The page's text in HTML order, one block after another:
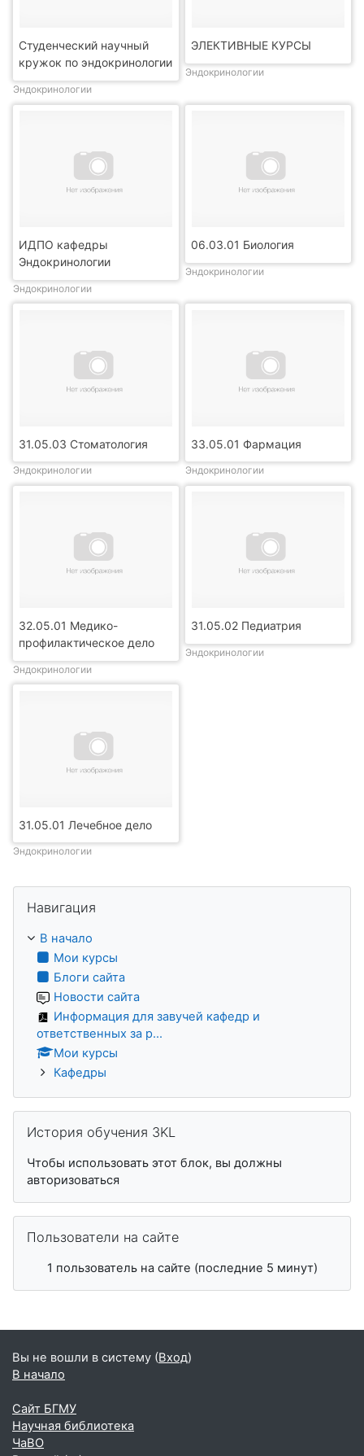
Студенческий научный
кружок по эндокринологии
Эндокринологии
ЭЛЕКТИВНЫЕ КУРСЫ
Эндокринологии
ИДПО кафедры
Эндокринологии
Эндокринологии
06.03.01 Биология
Эндокринологии
31.05.03 Стоматология
Эндокринологии
33.05.01 Фармация
Эндокринологии
32.05.01 Медико-
профилактическое дело
Эндокринологии
31.05.02 Педиатрия
Эндокринологии
31.05.01 Лечебное дело
Эндокринологии
Навигация
В начало
Мои курсы
Блоги сайта
Новости сайта
Информация для завучей кафедр и
ответственных за р...
Мои курсы
Кафедры
История обучения 3KL
Чтобы использовать этот блок, вы должны
авторизоваться
Пользователи на сайте
1 пользователь на сайте (последние 5 минут)
Вы не вошли в систему (Вход)
В начало
Сайт БГМУ
Научная библиотека
ЧаВО